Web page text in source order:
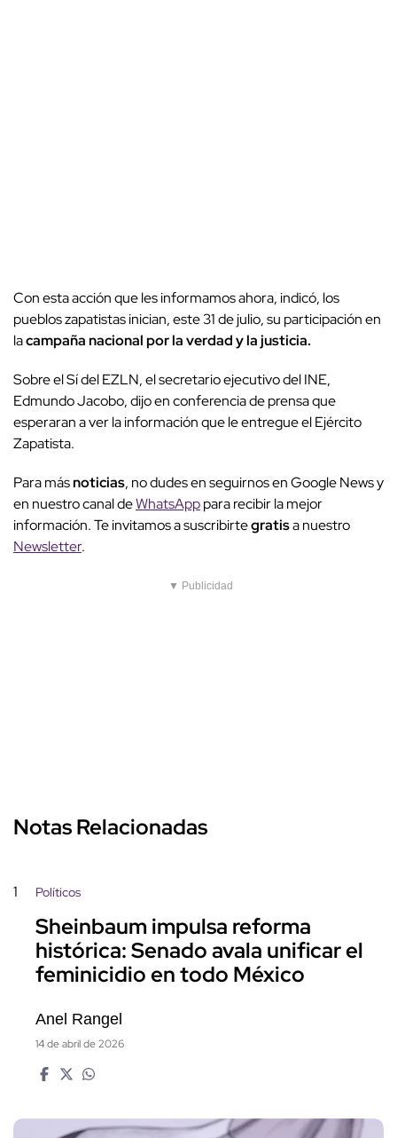
Con esta acción que les informamos ahora, indicó, los
pueblos zapatistas inician, este 31 de julio, su participación en
lacampaña nacional por la verdad y la justicia.
Sobre el Sí del EZLN, el secretario ejecutivo del INE,
Edmundo Jacobo, dijo en conferencia de prensa que
esperaran a ver la información que le entregue el Ejército
Zapatista.
Para másnoticias, no dudes en seguirnos en Google News y
en nuestro canal deWhatsApppara recibir la mejor
información. Te invitamos a suscribirtegratisa nuestro
Newsletter.
▼ Publicidad
Notas Relacionadas
1 Políticos
Sheinbaum impulsa reforma
histórica: Senado avala unificar el
feminicidio en todo México
Anel Rangel
14 de abril de 2026